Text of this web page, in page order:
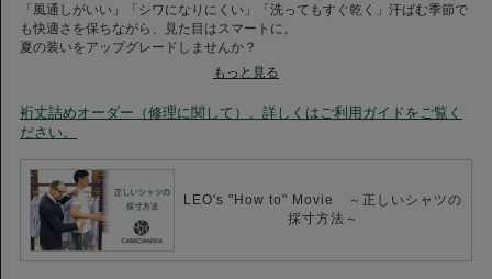
「風通しがいい」「シワになりにくい」「洗ってもすぐ乾く」汗ばむ季節で
も快適さを保ちながら、見た目はスマートに。
夏の装いをアップグレードしませんか？
前襟（台襟部分）の高さは3cmとセミワイドカラーやホリゾンタルカラーと
はほぼ変わらずに、羽襟の長さを7cmとコンパクトに仕上げた、比翼ワンピ
ースカラー。
こちらはボタンが隠れる仕様になっており、やわらかな襟のロールもポイン
トの一つ。
ノータイのビジネスカジュアルに使えること、ジャケットのインナーでタイ
ドアップなど幅広い着こなしと、襟元を小振りに見せることで、上品な印象
を演出しています。
LENO CLOTH(レノクロス)・・・二本の経糸をよりながら横糸を打ち込むこ
もっと見る
裄丈詰めオーダー（修理に関して）、詳しくはご利用ガイドをご覧く
ださい。
LEO's "How to" Movie ～正しいシャツの
採寸方法～